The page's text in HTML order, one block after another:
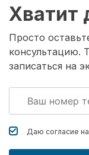
Хватит
Просто
консультацию.
записаться на
Даю согласие